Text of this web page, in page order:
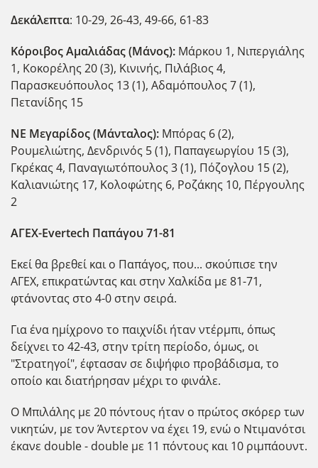
Δεκάλεπτα: 10-29, 26-43, 49-66, 61-83
Κόροιβος Αμαλιάδας (Μάνος): Μάρκου 1, Νιπεργιάλης
1, Κοκορέλης 20 (3), Κινινής, Πιλάβιος 4,
Παρασκευόπουλος 13 (1), Αδαμόπουλος 7 (1),
Πετανίδης 15
ΝΕ Μεγαρίδος (Μάνταλος): Μπόρας 6 (2),
Ρουμελιώτης, Δενδρινός 5 (1), Παπαγεωργίου 15 (3),
Γκρέκας 4, Παναγιωτόπουλος 3 (1), Πόζογλου 15 (2),
Καλιανιώτης 17, Κολοφώτης 6, Ροζάκης 10, Πέργουλης
2
ΑΓΕΧ-Evertech Παπάγου 71-81
Εκεί θα βρεθεί και ο Παπάγος, που... σκούπισε την
ΑΓΕΧ, επικρατώντας και στην Χαλκίδα με 81-71,
φτάνοντας στο 4-0 στην σειρά.
Για ένα ημίχρονο το παιχνίδι ήταν ντέρμπι, όπως
δείχνει το 42-43, στην τρίτη περίοδο, όμως, οι
"Στρατηγοί", έφτασαν σε διψήφιο προβάδισμα, το
οποίο και διατήρησαν μέχρι το φινάλε.
Ο Μπιλάλης με 20 πόντους ήταν ο πρώτος σκόρερ των
νικητών, με τον Άντερτον να έχει 19, ενώ ο Ντιμανότσι
έκανε double - double με 11 πόντους και 10 ριμπάουντ.